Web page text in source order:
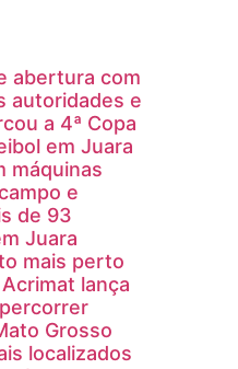
abertura com
autoridades e
a 4ª Copa
em Juara
máquinas
e
de 93
Juara
mais perto
lança
Grosso
localizados